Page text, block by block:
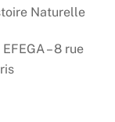
Naturelle
– 8 rue